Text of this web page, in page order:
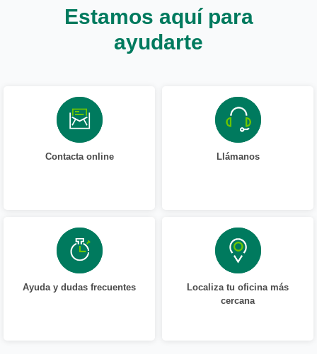
Estamos aquí para
ayudarte
Contacta online Llámanos
Ayuda y dudas frecuentes
Localiza tu oficina más
cercana